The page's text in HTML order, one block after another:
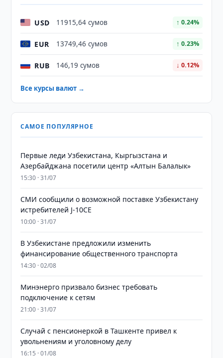
USD 11915,64 сумов ↑ 0.24%
EUR 13749,46 сумов ↑ 0.23%
RUB 146,19 сумов ↓ 0.12%
Все курсы валют →
САМОЕ ПОПУЛЯРНОЕ
Первые леди Узбекистана, Кыргызстана и
Азербайджана посетили центр «Алтын Балалык»
15:30 · 31/07
СМИ сообщили о возможной поставке Узбекистану
истребителей J-10CE
10:00 · 31/07
В Узбекистане предложили изменить
финансирование общественного транспорта
14:30 · 02/08
Минэнерго призвало бизнес требовать
подключение к сетям
21:00 · 31/07
Случай с пенсионеркой в Ташкенте привел к
увольнениям и уголовному делу
16:15 · 01/08